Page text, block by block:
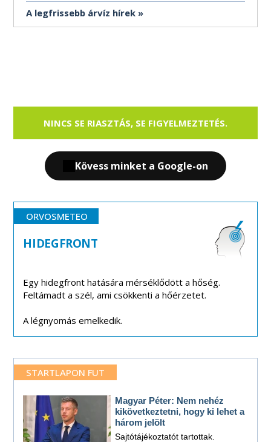
A legfrissebb árvíz hírek
NINCS SE RIASZTÁS, SE FIGYELMEZTETÉS.
Kövess minket a Google-on
ORVOSMETEO
HIDEGFRONT
Egy hidegfront hatására mérséklődött a hőség.
Feltámadt a szél, ami csökkenti a hőérzetet.
A légnyomás emelkedik.
STARTLAPON FUT
Magyar Péter: Nem nehéz
kikövetkeztetni, hogy ki lehet a
három jelölt
Sajtótájékoztatót tartottak.